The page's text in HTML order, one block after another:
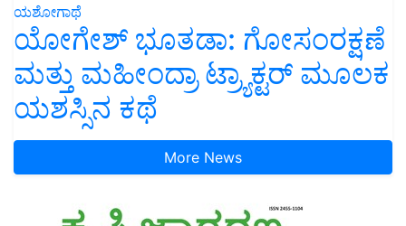
ಯಶೋಗಾಥೆ
ಯೋಗೇಶ್ ಭೂತಡಾ: ಗೋಸಂರಕ್ಷಣೆ
ಮತ್ತು ಮಹೀಂದ್ರಾ ಟ್ರ್ಯಾಕ್ಟರ್ ಮೂಲಕ
ಯಶಸ್ಸಿನ ಕಥೆ
More News